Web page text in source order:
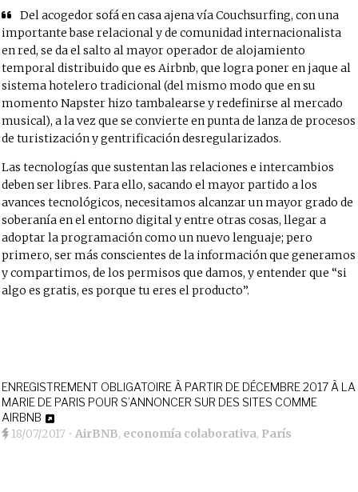
Del acogedor sofá en casa ajena vía Couchsurfing, con una
importante base relacional y de comunidad internacionalista
en red, se da el salto al mayor operador de alojamiento
temporal distribuido que es Airbnb, que logra poner en jaque al
sistema hotelero tradicional (del mismo modo que en su
momento Napster hizo tambalearse y redefinirse al mercado
musical), a la vez que se convierte en punta de lanza de procesos
de turistización y gentrificación desregularizados.
Las tecnologías que sustentan las relaciones e intercambios
deben ser libres. Para ello, sacando el mayor partido a los
avances tecnológicos, necesitamos alcanzar un mayor grado de
soberanía en el entorno digital y entre otras cosas, llegar a
adoptar la programación como un nuevo lenguaje; pero
primero, ser más conscientes de la información que generamos
y compartimos, de los permisos que damos, y entender que “si
algo es gratis, es porque tu eres el producto”.
ENREGISTREMENT OBLIGATOIRE À PARTIR DE DÉCEMBRE 2017 À LA
MARIE DE PARIS POUR S’ANNONCER SUR DES SITES COMME
AIRBNB
18/07/2017 •AirBNB, economía colaborativa, París